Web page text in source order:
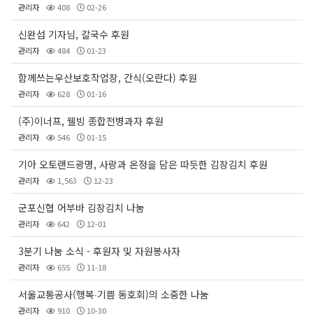
관리자 408 02-26
신완섭 기자님, 칼국수 후원
관리자 484 01-23
함께쓰는우산보호작업장, 간식(오란다) 후원
관리자 628 01-16
(주)이너프, 웰빙 종합전병과자 후원
관리자 546 01-15
기아 오토랜드광명, 사랑과 온정을 담은 따듯한 김장김치 후원
관리자 1,563 12-23
군포신협 어부바 김장김치 나눔
관리자 642 12-01
3분기 나눔 소식 - 후원자 및 자원봉사자
관리자 655 11-18
서울교통공사(행복‧기쁨 동호회)의 소중한 나눔
관리자 910 10-30